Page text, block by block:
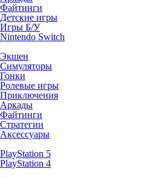
Файтинги
Детские игры
Игры Б/У
Nintendo Switch
Экшен
Симуляторы
Гонки
Ролевые игры
Приключения
Аркады
Файтинги
Стратегии
Аксессуары
PlayStation 5
PlayStation 4